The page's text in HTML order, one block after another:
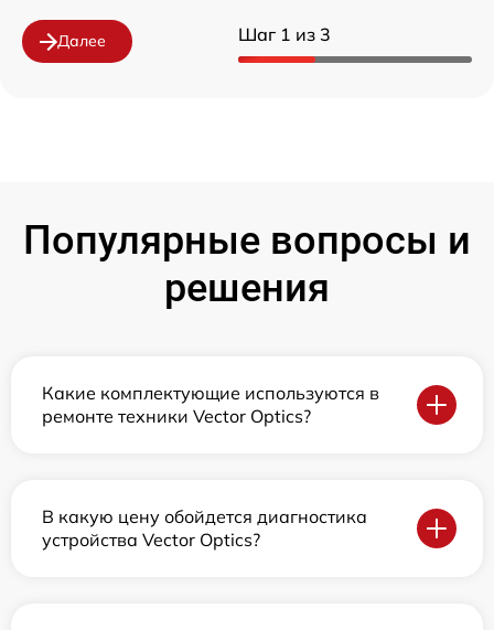
Шаг 1 из 3
Далее
Популярные вопросы и
решения
Какие комплектующие используются в
ремонте техники Vector Optics?
В какую цену обойдется диагностика
устройства Vector Optics?